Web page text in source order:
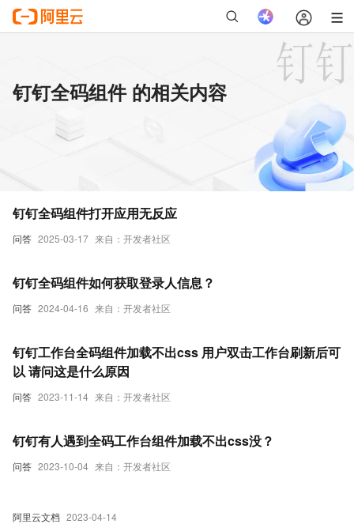
钉钉全码组件 的相关内容
问答 2025-03-17 来自：开发者社区
钉钉全码组件打开应用无反应
问答 2024-04-16 来自：开发者社区
钉钉全码组件如何获取登录人信息？
问答 2023-11-14 来自：开发者社区
钉钉工作台全码组件加载不出css 用户双击工作台刷新后可
以 请问这是什么原因
问答 2023-10-04 来自：开发者社区
钉钉有人遇到全码工作台组件加载不出css没？
阿里云文档 2023-04-14